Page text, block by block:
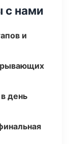
с нами
и
день